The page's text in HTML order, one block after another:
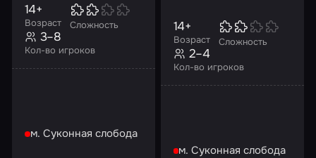
Возраст
14+
Сложность
Кол-во игроков
3–8
м. Суконная слобода
Возраст
14+
Сложность
Кол-во игроков
2–4
м. Суконная слобода